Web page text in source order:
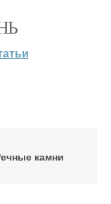
камни